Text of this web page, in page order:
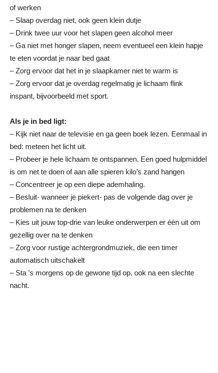
of werken
– Slaap overdag niet, ook geen klein dutje
– Drink twee uur voor het slapen geen alcohol meer
– Ga niet met honger slapen, neem eventueel een klein hapje
te eten voordat je naar bed gaat
– Zorg ervoor dat het in je slaapkamer niet te warm is
– Zorg ervoor dat je overdag regelmatig je lichaam flink
inspant, bijvoorbeeld met sport.
Als je in bed ligt:
– Kijk niet naar de televisie en ga geen boek lezen. Eenmaal in
bed: meteen het licht uit.
– Probeer je hele lichaam te ontspannen. Een goed hulpmiddel
is om net te doen of aan alle spieren kilo’s zand hangen
– Concentreer je op een diepe ademhaling.
– Besluit- wanneer je piekert- pas de volgende dag over je
problemen na te denken
– Kies uit jouw top-drie van leuke onderwerpen er één uit om
gezellig over na te denken
– Zorg voor rustige achtergrondmuziek, die een timer
automatisch uitschakelt
– Sta ’s morgens op de gewone tijd op, ook na een slechte
nacht.